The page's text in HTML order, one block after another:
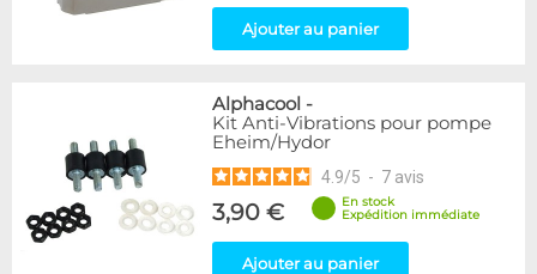
Ajouter au panier
Alphacool -
Kit Anti-Vibrations pour pompe
Eheim/Hydor
4.9/5 - 7 avis
3,90 €
En stock
Expédition immédiate
Ajouter au panier